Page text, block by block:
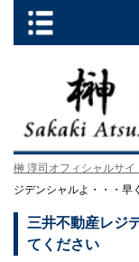
榊 淳司オフィシャルサイ
ジデンシャルよ・・・早
三井不動産レジ
てください